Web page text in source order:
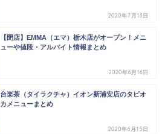
2020年7月13日
【閉店】EMMA（エマ）栃木店がオープン！メニ
ューや値段・アルバイト情報まとめ
2020年6月16日
台楽茶（タイラクチャ）イオン新浦安店のタピオ
カメニューまとめ
2020年6月15日